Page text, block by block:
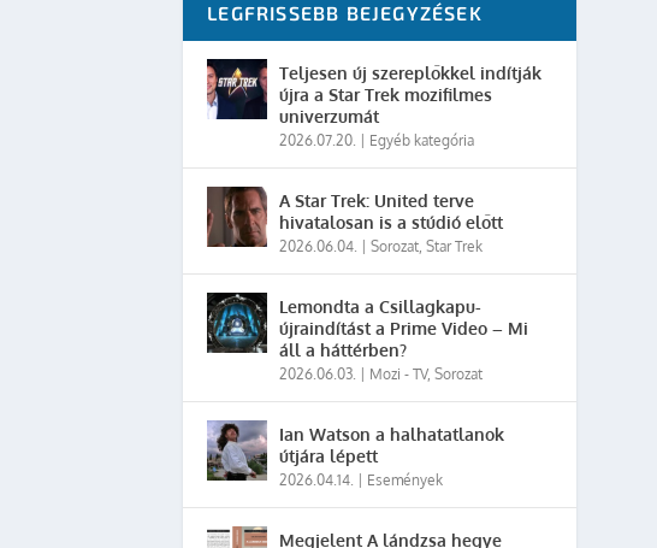
LEGFRISSEBB BEJEGYZÉSEK
Teljesen új szereplőkkel indítják
újra a Star Trek mozifilmes
univerzumát
2026.07.20. Egyéb kategória
A Star Trek: United terve
hivatalosan is a stúdió előtt
2026.06.04. |Sorozat,Star Trek
Lemondta a Csillagkapu-
újraindítást a Prime Video – Mi
áll a háttérben?
2026.06.03. Mozi - TV,Sorozat
Ian Watson a halhatatlanok
útjára lépett
2026.04.14. Események
Megjelent A lándzsa hegye